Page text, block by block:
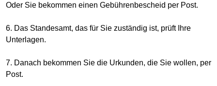
Oder Sie bekommen einen Gebührenbescheid per Post.
6. Das Standesamt, das für Sie zuständig ist, prüft Ihre
Unterlagen.
7. Danach bekommen Sie die Urkunden, die Sie wollen, per
Post.